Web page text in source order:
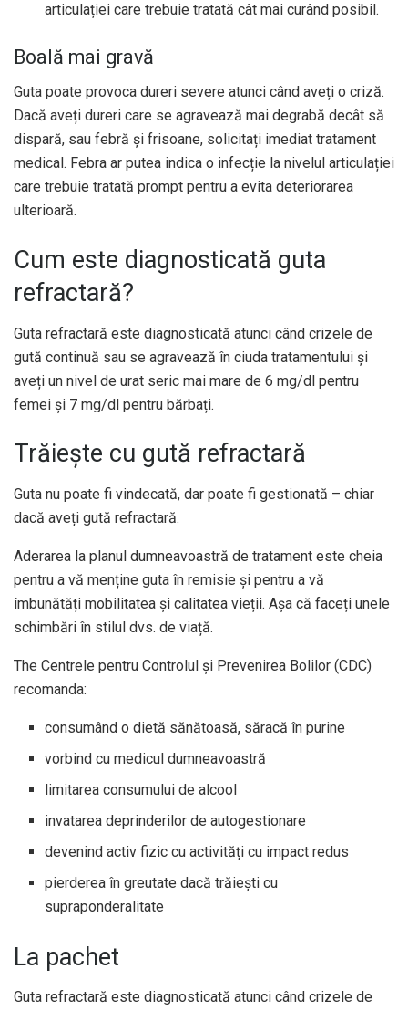
articulației care trebuie tratată cât mai curând posibil.
Boală mai gravă
Guta poate provoca dureri severe atunci când aveți o criză.
Dacă aveți dureri care se agravează mai degrabă decât să
dispară, sau febră și frisoane, solicitați imediat tratament
medical. Febra ar putea indica o infecție la nivelul articulației
care trebuie tratată prompt pentru a evita deteriorarea
ulterioară.
Cum este diagnosticată guta
refractară?
Guta refractară este diagnosticată atunci când crizele de
gută continuă sau se agravează în ciuda tratamentului și
aveți un nivel de urat seric mai mare de 6 mg/dl pentru
femei și 7 mg/dl pentru bărbați.
Trăiește cu gută refractară
Guta nu poate fi vindecată, dar poate fi gestionată – chiar
dacă aveți gută refractară.
Aderarea la planul dumneavoastră de tratament este cheia
pentru a vă menține guta în remisie și pentru a vă
îmbunătăți mobilitatea și calitatea vieții. Așa că faceți unele
schimbări în stilul dvs. de viață.
The Centrele pentru Controlul și Prevenirea Bolilor (CDC)
recomanda:
consumând o dietă sănătoasă, săracă în purine
vorbind cu medicul dumneavoastră
limitarea consumului de alcool
invatarea deprinderilor de autogestionare
devenind activ fizic cu activități cu impact redus
pierderea în greutate dacă trăiești cu
supraponderalitate
La pachet
Guta refractară este diagnosticată atunci când crizele de